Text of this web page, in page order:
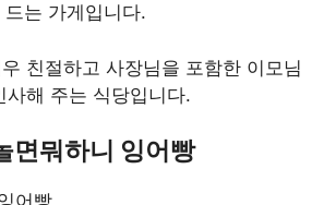
드는 가게입니다.
친절하고 사장님을 포함한 이모님
사해 주는 식당입니다.
면뭐하니 잉어빵
어빵